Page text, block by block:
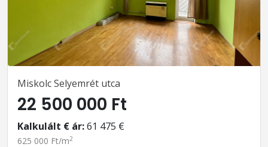
Miskolc Selyemrét utca
22 500 000 Ft
Kalkulált € ár:61 475 €
625 000 Ft/m2